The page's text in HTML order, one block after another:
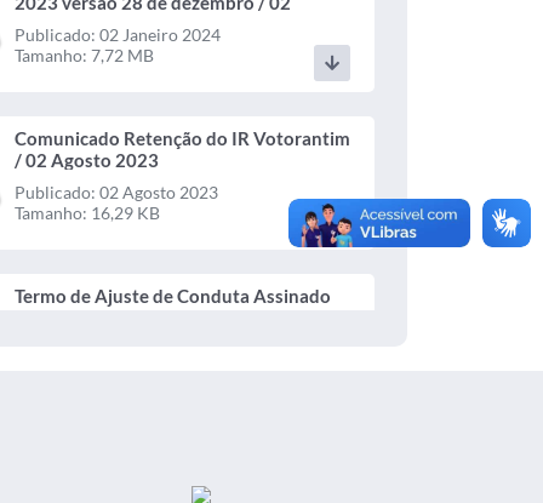
Janeiro 2024
Publicado: 02 Janeiro 2024
Tamanho: 7,72 MB
Comunicado Retenção do IR Votorantim
/ 02 Agosto 2023
Publicado: 02 Agosto 2023
Tamanho: 16,29 KB
Termo de Ajuste de Conduta Assinado